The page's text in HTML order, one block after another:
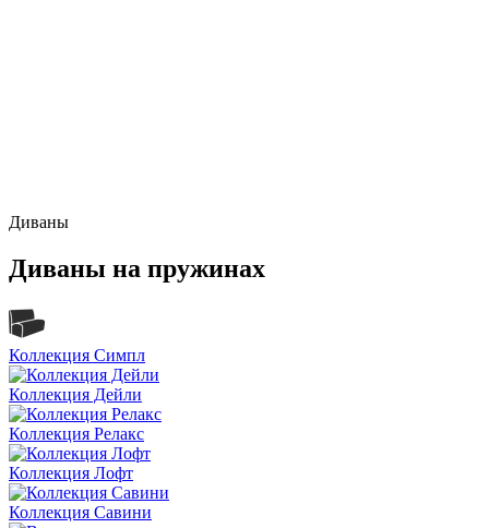
Диваны
Диваны на пружинах
Коллекция Симпл
Коллекция Дейли
Коллекция Релакс
Коллекция Лофт
Коллекция Савини